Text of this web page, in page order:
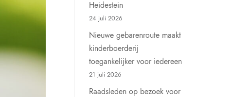
Heidestein
24 juli 2026
Nieuwe gebarenroute maakt
kinderboerderij
toegankelijker voor iedereen
21 juli 2026
Raadsleden op bezoek voor